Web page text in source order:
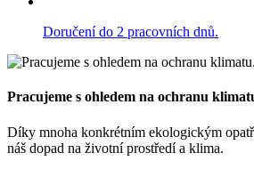
Doručení do 2 pracovních dnů.
Pracujeme s ohledem na ochranu
Díky mnoha konkrétním ekologickým
náš dopad na životní prostředí a klima.